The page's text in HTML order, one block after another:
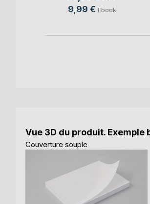
9,99 € Ebook
Vue 3D du produit.
Couverture souple